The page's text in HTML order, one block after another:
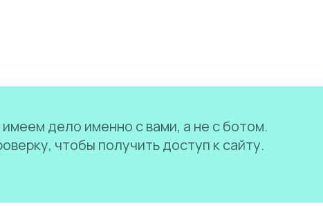
дело именно с вами, а не с ботом.
чтобы получить доступ к сайту.